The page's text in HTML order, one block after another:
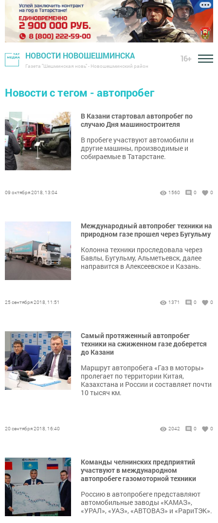
НОВОСТИ НОВОШЕШМИНСКА
Газета "Шешминская новь" - Новошешминский район
16+
Новости с тегом - автопробег
В Казани стартовал автопробег по
случаю Дня машиностроителя
В пробеге участвуют автомобили и
другие машины, производимые и
собираемые в Татарстане.
09 октября 2018, 13:04 1560 0 0
Международный автопробег техники на
природном газе прошел через Бугульму
Колонна техники проследовала через
Бавлы, Бугульму, Альметьевск, далее
направится в Алексеевское и Казань.
25 сентября 2018, 11:51 1371 0 0
Самый протяженный автопробег
техники на сжиженном газе доберется
до Казани
Маршрут автопробега «Газ в моторы»
пролегает по территории Китая,
Казахстана и России и составляет почти
10 тысяч км.
20 сентября 2018, 16:40 2042 0 0
Команды челнинских предприятий
участвуют в международном
автопробеге газомоторной техники
Россию в автопробеге представляют
автомобильные заводы «КАМАЗ»,
«УРАЛ», «УАЗ», «АВТОВАЗ» и «РариТЭК».